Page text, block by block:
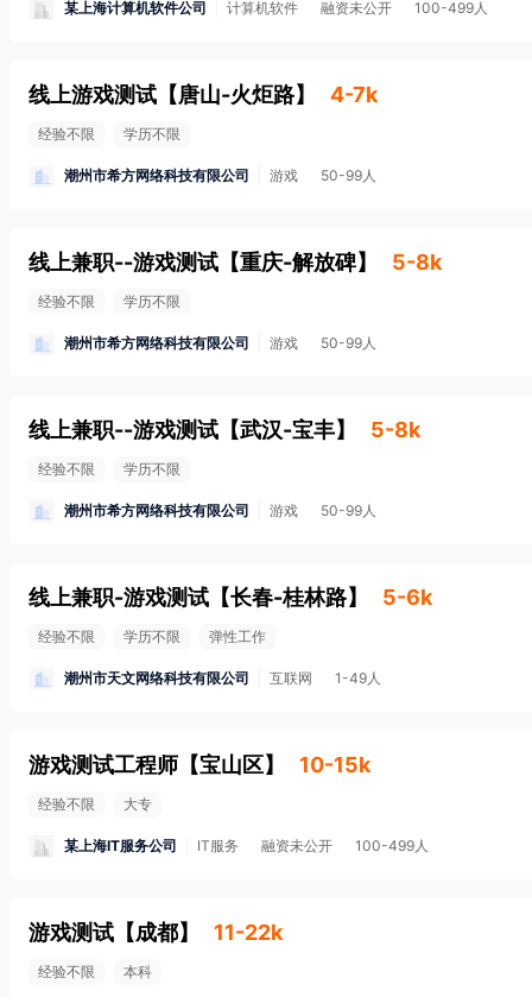
某上海计算机软件公司 计算机软件 融资未公开 100-499人
线上游戏测试 【唐山-火炬路】 4-7k
经验不限 学历不限
潮州市希方网络科技有限公司 游戏 50-99人
线上兼职--游戏测试 【重庆-解放碑】 5-8k
经验不限 学历不限
潮州市希方网络科技有限公司 游戏 50-99人
线上兼职--游戏测试 【武汉-宝丰】 5-8k
经验不限 学历不限
潮州市希方网络科技有限公司 游戏 50-99人
线上兼职-游戏测试 【长春-桂林路】 5-6k
经验不限 学历不限 弹性工作
潮州市天文网络科技有限公司 互联网 1-49人
游戏测试工程师 【宝山区】 10-15k
经验不限 大专
某上海IT服务公司 IT服务 融资未公开 100-499人
游戏测试 【成都】 11-22k
经验不限 本科